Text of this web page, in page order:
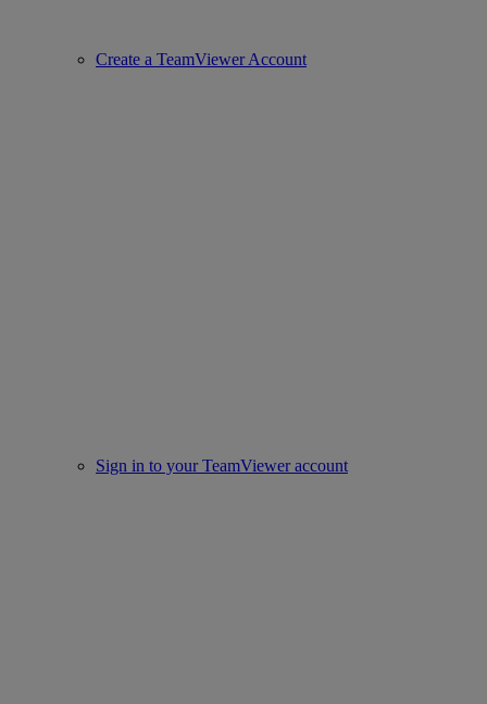
Create a TeamViewer Account
Sign in to your TeamViewer account